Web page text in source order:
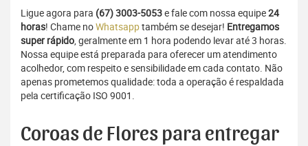
Ligue agora para (67) 3003-5053e fale com nossa equipe24
horas! Chame noWhatsapptambém se desejar! Entregamos
super rápido, geralmente em 1 hora podendo levar até 3 horas.
Nossa equipe está preparada para oferecer um atendimento
acolhedor, com respeito e sensibilidade em cada contato. Não
apenas prometemos qualidade: toda a operação é respaldada
pela certificação ISO 9001.
Coroas de Flores para entregar